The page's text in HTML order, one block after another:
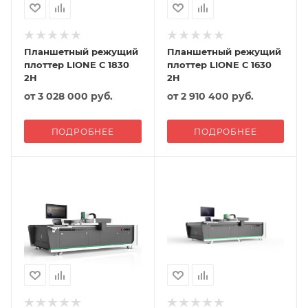
Планшетный режущий
плоттер LIONE С 1830
2H
от3 028 000 руб.
ПОДРОБНЕЕ
Планшетный режущий
плоттер LIONE С 1630
2H
от2 910 400 руб.
ПОДРОБНЕЕ